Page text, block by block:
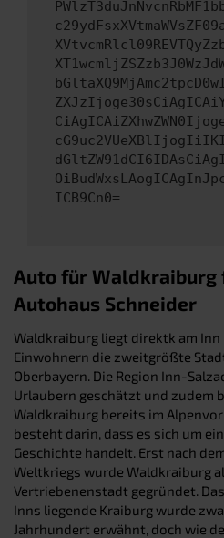
ICB9Cn0=
Auto für Waldkraiburg
Autohaus Schneider
Waldkraiburg liegt direktk am
Einwohnern die zweitgrößte
Oberbayern. Die Region Inn-
Urlaubern geschätzt und zudem
Waldkraiburg bereits im
besteht darin, dass es sich um
Geschichte handelt. Erst nach
Weltkriegs wurde Waldkraiburg
Vertriebenenstadt gegründet.
Inns liegende Kraiburg wurde
Jahrhundert erwähnt, doch wie